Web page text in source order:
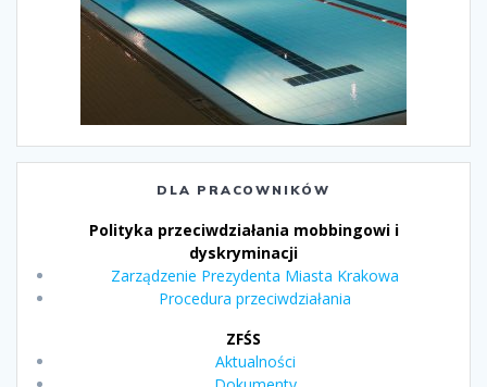
DLA PRACOWNIKÓW
Polityka przeciwdziałania mobbingowi i
dyskryminacji
Zarządzenie Prezydenta Miasta Krakowa
Procedura przeciwdziałania
ZFŚS
Aktualności